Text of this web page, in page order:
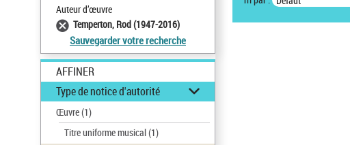
Auteur d’œuvre
Temperton, Rod (1947-2016)
Sauvegarder votre recherche
AFFINER
Type de notice d'autorité
Œuvre(1)
Titre uniforme musical(1)